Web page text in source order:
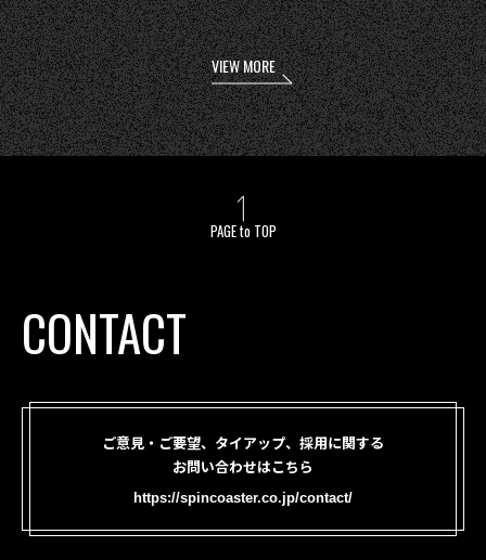
VIEW MORE
PAGE to TOP
CONTACT
ご意見・ご要望、タイアップ、採用に関する
お問い合わせはこちら
https://spincoaster.co.jp/contact/